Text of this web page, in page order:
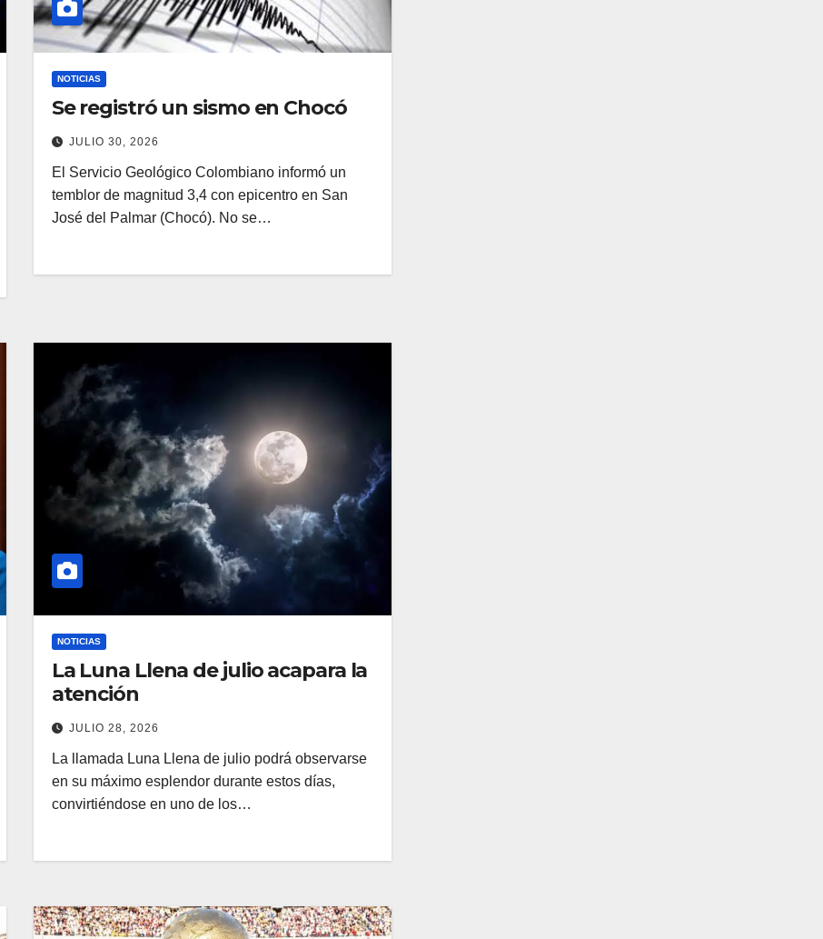
NOTICIAS
Se registró un sismo en Chocó
JULIO 30, 2026
El Servicio Geológico Colombiano informó un
temblor de magnitud 3,4 con epicentro en San
José del Palmar (Chocó). No se…
NOTICIAS
La Luna Llena de julio acapara la
atención
JULIO 28, 2026
La llamada Luna Llena de julio podrá observarse
en su máximo esplendor durante estos días,
convirtiéndose en uno de los…